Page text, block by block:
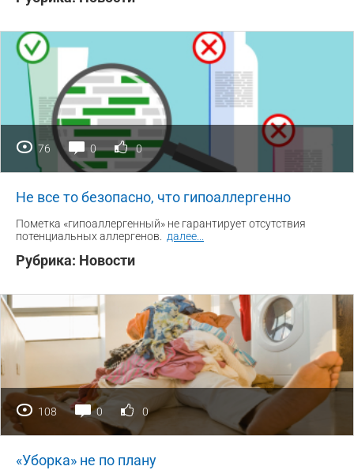
76 0 0
Не все то безопасно, что гипоаллергенно
Пометка «гипоаллергенный» не гарантирует отсутствия
потенциальных аллергенов.
далее
Рубрика: Новости
108 0 0
«Уборка» не по плану